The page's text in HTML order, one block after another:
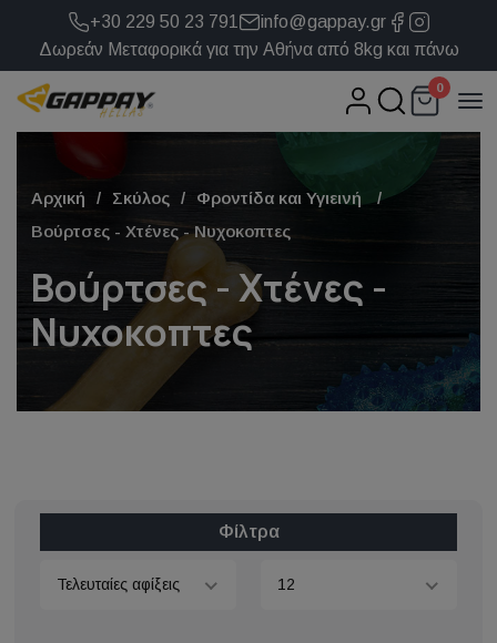
+30 229 50 23 791
info@gappay.gr
Δωρεάν Μεταφορικά για την Αθήνα από 8kg και πάνω
0
Αρχική Σκύλος
Φροντίδα και Υγιεινή
Βούρτσες - Χτένες - Νυχοκοπτες
Βούρτσες - Χτένες -
Νυχοκοπτες
Φίλτρα
Τελευταίες αφίξεις 12